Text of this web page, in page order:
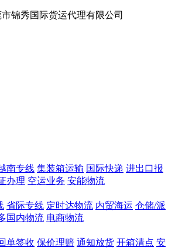
锦秀国际货运代理有限公司
南专线 集装箱运输 国际快递 进出口报
办理 空运业务 安能物流
省际专线 定时达物流 内贸海运 仓储/派
国内物流 电商物流
单签收 保价理赔 通知放货 开箱清点 安